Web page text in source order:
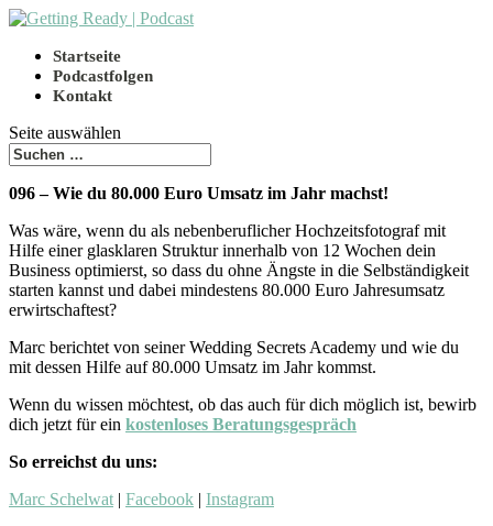
Startseite
Podcastfolgen
Kontakt
Seite auswählen
096 – Wie du 80.000 Euro Umsatz im Jahr machst!
Was wäre, wenn du als nebenberuflicher Hochzeitsfotograf mit
Hilfe einer glasklaren Struktur innerhalb von 12 Wochen dein
Business optimierst, so dass du ohne Ängste in die Selbständigkeit
starten kannst und dabei mindestens 80.000 Euro Jahresumsatz
erwirtschaftest?
Marc berichtet von seiner Wedding Secrets Academy und wie du
mit dessen Hilfe auf 80.000 Umsatz im Jahr kommst.
Wenn du wissen möchtest, ob das auch für dich möglich ist, bewirb
dich jetzt für ein kostenloses Beratungsgespräch
So erreichst du uns:
Marc Schelwat | Facebook | Instagram